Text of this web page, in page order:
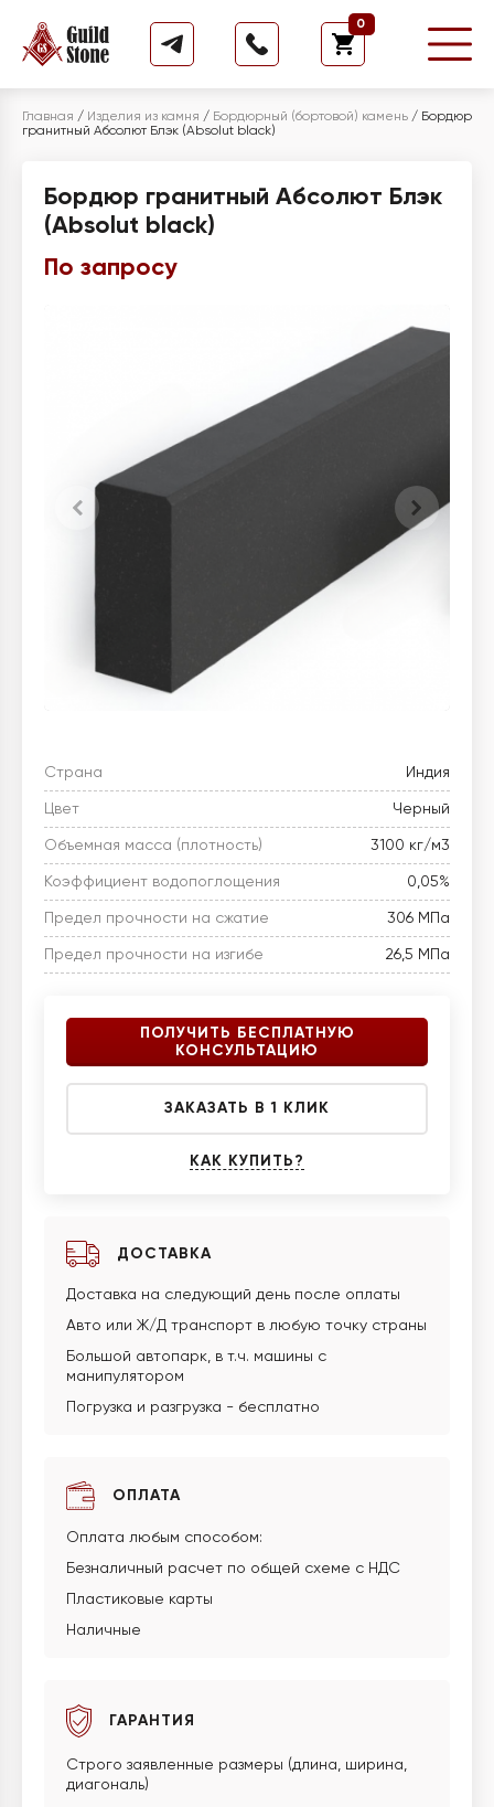
0
Главная / Изделия из камня / Бордюрный (бортовой) камень / Бордюр
гранитный Абсолют Блэк (Absolut black)
Бордюр гранитный Абсолют Блэк
(Absolut black)
По запросу
Страна Индия
Цвет Черный
Объемная масса (плотность) 3100 кг/м3
Коэффициент водопоглощения 0,05%
Предел прочности на сжатие 306 МПа
Предел прочности на изгибе 26,5 МПа
ПОЛУЧИТЬ БЕСПЛАТНУЮ
КОНСУЛЬТАЦИЮ
ЗАКАЗАТЬ В 1 КЛИК
КАК КУПИТЬ?
ДОСТАВКА
Доставка на следующий день после оплаты
Авто или Ж/Д транспорт в любую точку страны
Большой автопарк, в т.ч. машины с
манипулятором
Погрузка и разгрузка - бесплатно
ОПЛАТА
Оплата любым способом:
Безналичный расчет по общей схеме с НДС
Пластиковые карты
Наличные
ГАРАНТИЯ
Строго заявленные размеры (длина, ширина,
диагональ)